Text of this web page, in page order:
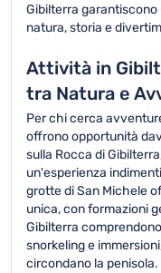
Gibilterra
natura, storia e
Attività in
tra Natura e
Per chi cerca
offrono opportunità
sulla Rocca di
un'esperienza
grotte di San Michele
unica, con formazioni
Gibilterra
snorkeling e
circondano la